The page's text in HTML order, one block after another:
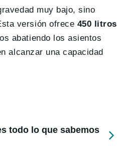
muy bajo, sino
versión ofrece 450 litros
abatiendo los asientos
alcanzar una capacidad
todo lo que sabemos